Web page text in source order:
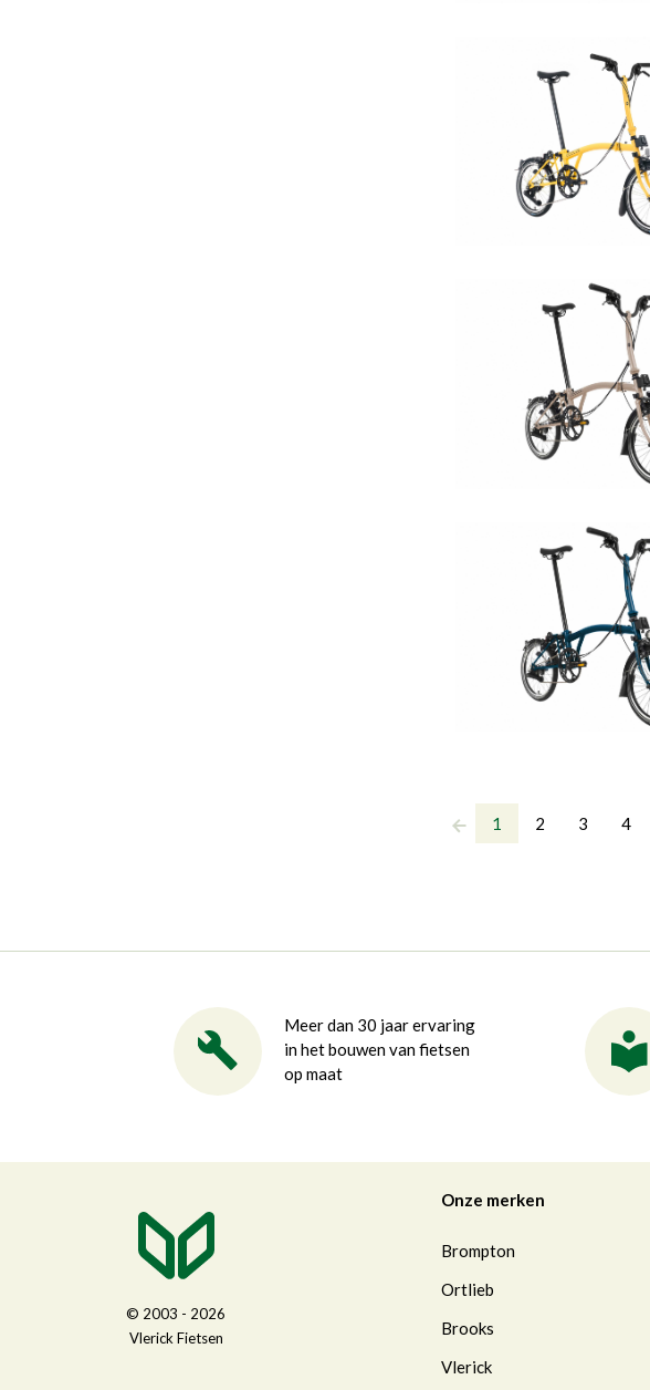
1 2 3 4
Meer dan 30 jaar ervaring
in het bouwen van fietsen
op maat
© 2003 - 2026
Vlerick Fietsen
Onze merken
Brompton
Ortlieb
Brooks
Vlerick